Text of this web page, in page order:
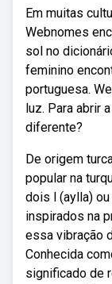
Em muitas
Webnomes
sol no
feminino
portuguesa.
luz. Para abrir
diferente?
De origem
popular na
dois l (aylla)
inspirados na
essa vibração
Conhecida
significado de